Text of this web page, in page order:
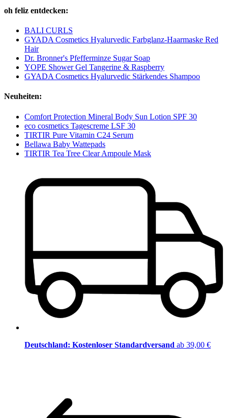
oh feliz entdecken:
BALI CURLS
GYADA Cosmetics Hyalurvedic Farbglanz-Haarmaske Red
Hair
Dr. Bronner's Pfefferminze Sugar Soap
YOPE Shower Gel Tangerine & Raspberry
GYADA Cosmetics Hyalurvedic Stärkendes Shampoo
Neuheiten:
Comfort Protection Mineral Body Sun Lotion SPF 30
eco cosmetics Tagescreme LSF 30
TIRTIR Pure Vitamin C24 Serum
Bellawa Baby Wattepads
TIRTIR Tea Tree Clear Ampoule Mask
Deutschland: Kostenloser Standardversand ab 39,00 €